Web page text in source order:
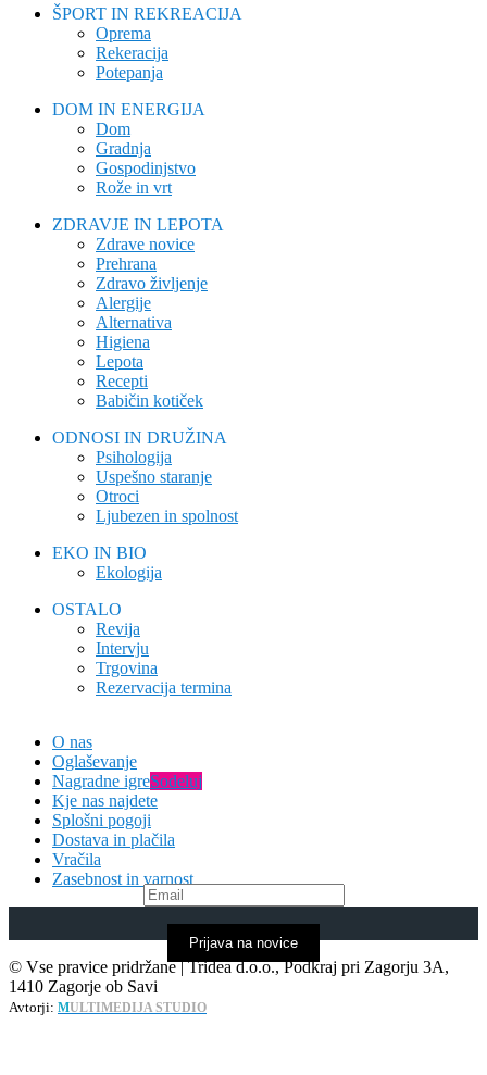
ŠPORT IN REKREACIJA
Oprema
Rekeracija
Potepanja
DOM IN ENERGIJA
Dom
Gradnja
Gospodinjstvo
Rože in vrt
ZDRAVJE IN LEPOTA
Zdrave novice
Prehrana
Zdravo življenje
Alergije
Alternativa
Higiena
Lepota
Recepti
Babičin kotiček
ODNOSI IN DRUŽINA
Psihologija
Uspešno staranje
Otroci
Ljubezen in spolnost
EKO IN BIO
Ekologija
OSTALO
Revija
Intervju
Trgovina
Rezervacija termina
O nas
Oglaševanje
Nagradne igreSodeluj
Kje nas najdete
Splošni pogoji
Dostava in plačila
Vračila
Zasebnost in varnost
Prijava na novice
© Vse pravice pridržane | Tridea d.o.o., Podkraj pri Zagorju 3A,
1410 Zagorje ob Savi
Avtorji: MULTIMEDIJA STUDIO